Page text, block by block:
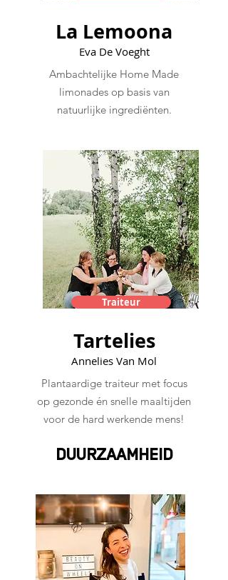
La Lemoona
Eva De Voeght
Ambachtelijke Home Made
limonades op basis van
natuurlijke ingrediënten.
Traiteur
Tartelies
Annelies Van Mol
Plantaardige traiteur met focus
op gezonde én snelle maaltijden
voor de hard werkende mens!
DUURZAAMHEID